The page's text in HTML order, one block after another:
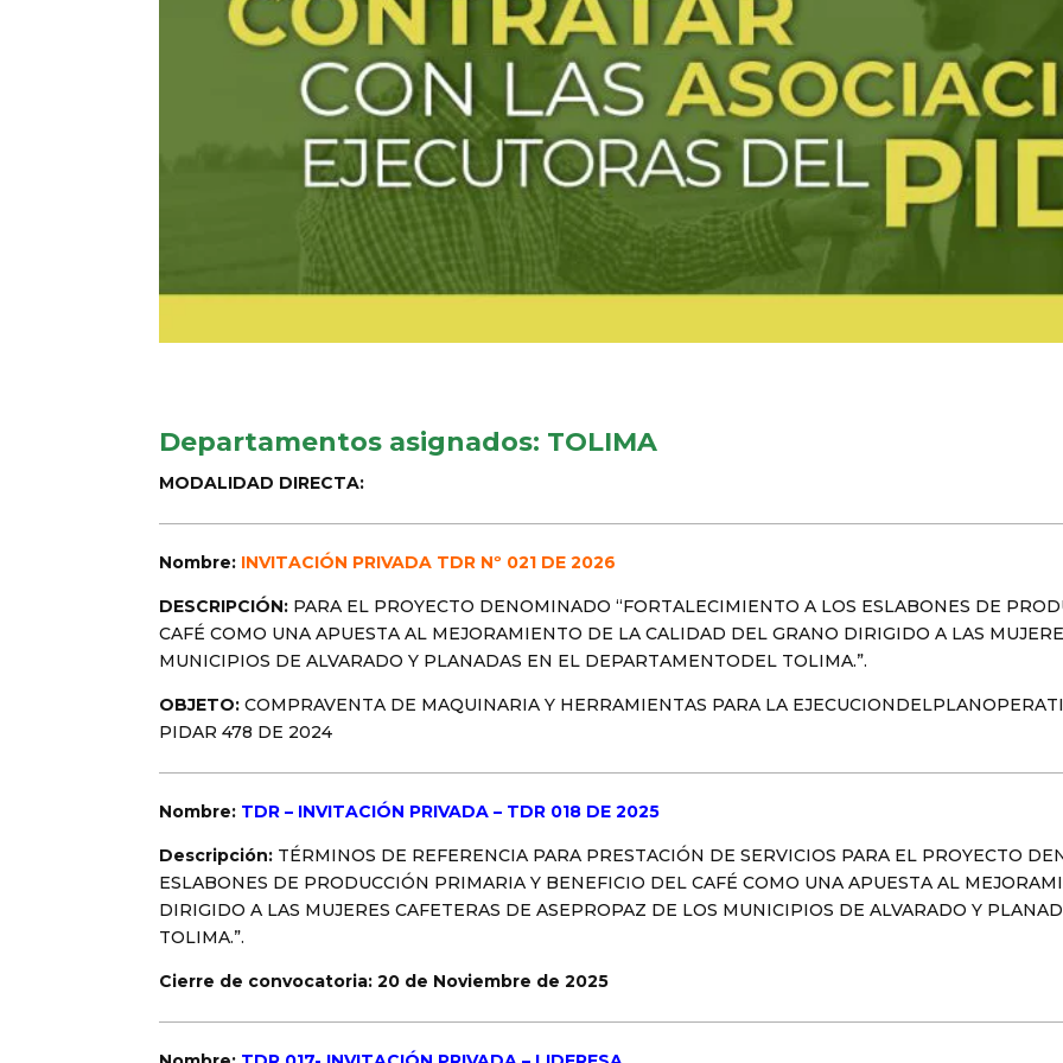
Departamentos asignados: TOLIMA
MODALIDAD DIRECTA:
Nombre: INVITACIÓN PRIVADA TDR Nº 021 DE 2026
DESCRIPCIÓN: PARA EL PROYECTO DENOMINADO “FORTALECIMIENTO A LOS ESLABONES DE
CAFÉ COMO UNA APUESTA AL MEJORAMIENTO DE LA CALIDAD DEL GRANO DIRIGIDO A LAS
MUNICIPIOS DE ALVARADO Y PLANADAS EN EL DEPARTAMENTODEL TOLIMA.”.
OBJETO:COMPRAVENTA DE MAQUINARIA Y HERRAMIENTAS PARA LA
PIDAR 478 DE 2024
Nombre: TDR – INVITACIÓN PRIVADA – TDR 018 DE 2025
Descripción: TÉRMINOS DE REFERENCIA PARA PRESTACIÓN DE SERVICIOS PARA EL PROYECTO
ESLABONES DE PRODUCCIÓN PRIMARIA Y BENEFICIO DEL CAFÉ COMO UNA APUESTA AL
DIRIGIDO A LAS MUJERES CAFETERAS DE ASEPROPAZ DE LOS MUNICIPIOS DE ALVARADO Y
TOLIMA.”.
Cierre de convocatoria:20 de Noviembre de 2025